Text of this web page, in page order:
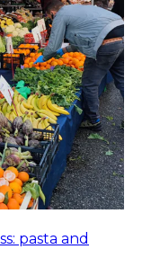
pasta and